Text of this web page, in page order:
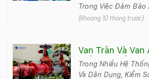
Trong Việc Đảm Bảo
Hiệu Suất Cho Hệ
(Khoảng 10 tháng trước)
Van Tràn Và Van
Điểm Gì Giống
Đáp Chi Tiết
Trong Nhiều Hệ
Và Dân Dụng, Kiểm